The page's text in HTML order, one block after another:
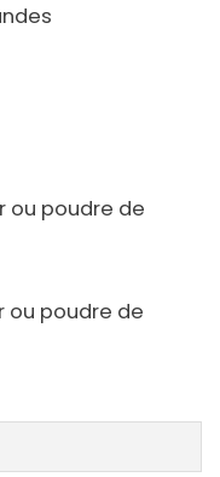
ou poudre de
ou poudre de